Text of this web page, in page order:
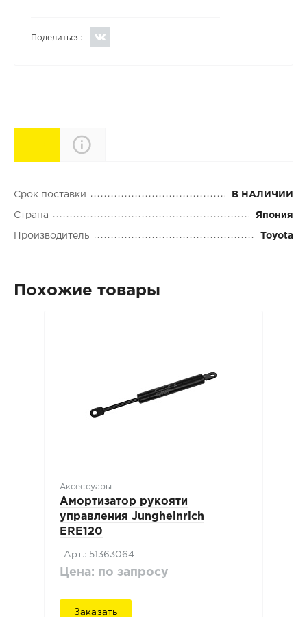
Поделиться:
Характеристики
Срок поставки В НАЛИЧИИ
Страна Япония
Производитель Toyota
Похожие товары
Аксессуары
Амортизатор рукояти
управления Jungheinrich
ERE120
Арт.: 51363064
Цена: по запросу
Заказать